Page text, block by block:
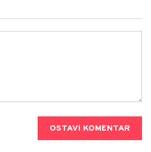
OSTAVI KOMENTAR